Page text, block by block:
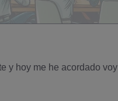
y hoy me he acordado